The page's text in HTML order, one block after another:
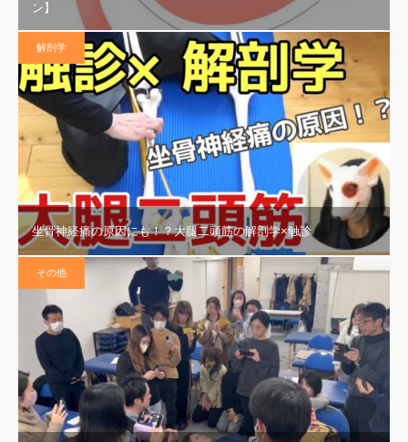
ン】
解剖学
坐骨神経痛の原因にも！？大腿二頭筋の解剖学×触診
その他